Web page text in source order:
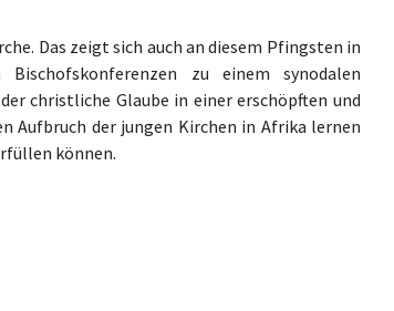
Das zeigt sich auch an diesem Pfingsten in
zu einem synodalen
christliche Glaube in einer erschöpften und
Aufbruch der jungen Kirchen in Afrika lernen
können.